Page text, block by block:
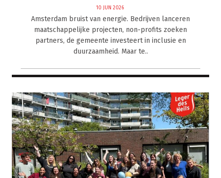
10 JUN 2026
Amsterdam bruist van energie. Bedrijven lanceren
maatschappelijke projecten, non-profits zoeken
partners, de gemeente investeert in inclusie en
duurzaamheid. Maar te..